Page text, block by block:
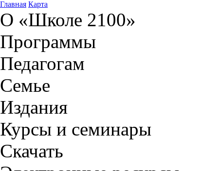
Главная Карта
О «Школе 2100»
Программы
Педагогам
Семье
Издания
Курсы и семинары
Скачать